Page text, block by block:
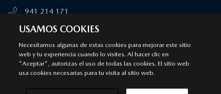
941 214 171
MÁS INFORMACIÓN
LOGROÑO
Servicio Autorizado Mazda
USAMOS COOKIES
Necesitamos algunas de estas cookies para mejorar este sitio
web y tu experiencia cuando lo visites. Al hacer clic en
"Aceptar", autorizas el uso de todas las cookies. El sitio web
usa cookies necesarias para tu visita al sitio web.